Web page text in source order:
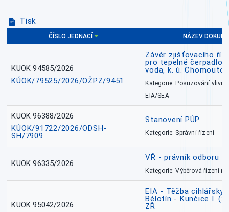
Tisk
ČÍSLO JEDNACÍ NÁZEV
KUOK 94585/2026
KÚOK/79525/2026/OŽPZ/9451
Závěr zjišťovacího
pro tepelné čerpadlo
voda, k. ú. Chomoutov
Kategorie: Posuzování vlivů
EIA/SEA
KUOK 96388/2026
KÚOK/91722/2026/ODSH-
SH/7909
Stanovení PÚP
Kategorie: Správní řízení
KUOK 96335/2026
VŘ - právník odboru
Kategorie: Výběrová řízení
KUOK 95042/2026
EIA - Těžba
Bělotín - Kunčice I.
ZŘ